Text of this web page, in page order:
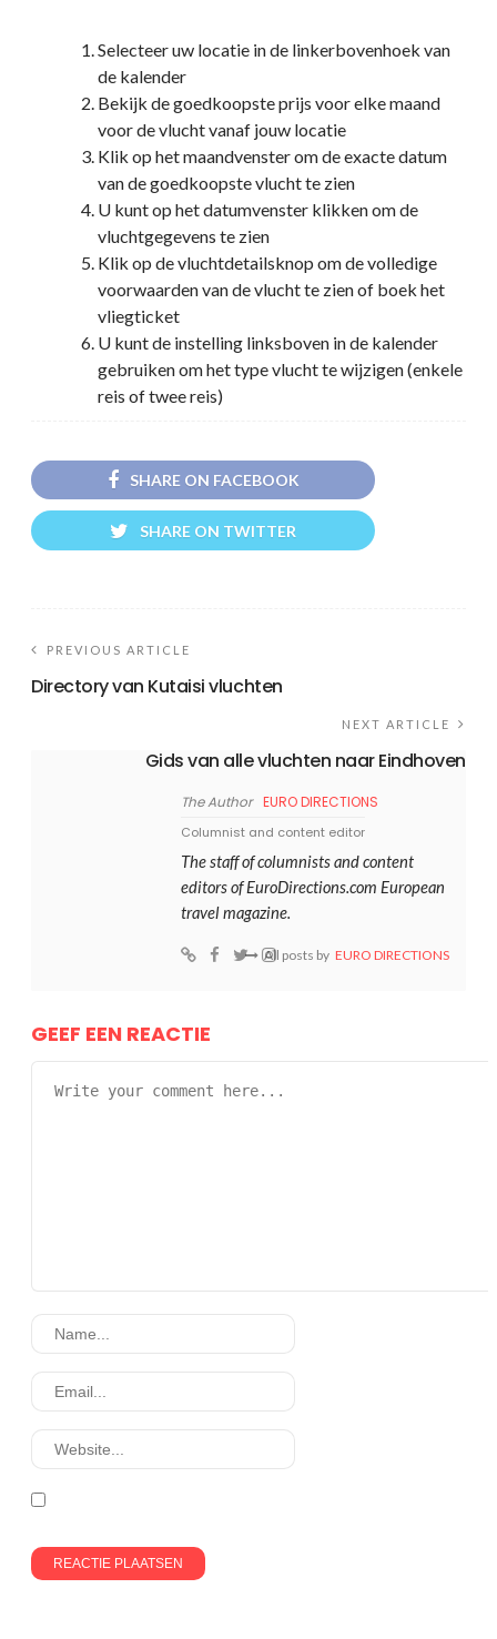
Selecteer uw locatie in de linkerbovenhoek van
de kalender
Bekijk de goedkoopste prijs voor elke maand
voor de vlucht vanaf jouw locatie
Klik op het maandvenster om de exacte datum
van de goedkoopste vlucht te zien
U kunt op het datumvenster klikken om de
vluchtgegevens te zien
Klik op de vluchtdetailsknop om de volledige
voorwaarden van de vlucht te zien of boek het
vliegticket
U kunt de instelling linksboven in de kalender
gebruiken om het type vlucht te wijzigen (enkele
reis of twee reis)
SHARE ON FACEBOOK
SHARE ON TWITTER
PREVIOUS ARTICLE
Directory van Kutaisi vluchten
NEXT ARTICLE
Gids van alle vluchten naar Eindhoven
The Author EURO DIRECTIONS
Columnist and content editor
The staff of columnists and content
editors of EuroDirections.com European
travel magazine.
All posts by EURO DIRECTIONS
GEEF EEN REACTIE